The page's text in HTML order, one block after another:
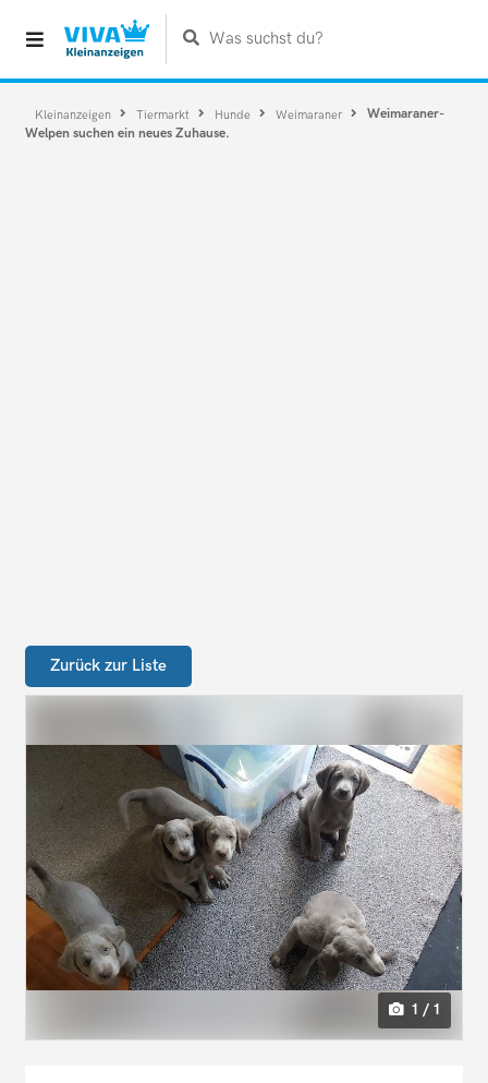
Was suchst du?
Kleinanzeigen Tiermarkt Hunde Weimaraner
Weimaraner-
Welpen suchen ein neues Zuhause.
Zurück zur Liste
1 / 1